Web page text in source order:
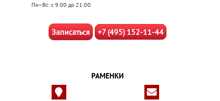
Пн–Вс: с 9:00 до 21:00
Записаться +7 (495) 152-11-44
РАМЕНКИ